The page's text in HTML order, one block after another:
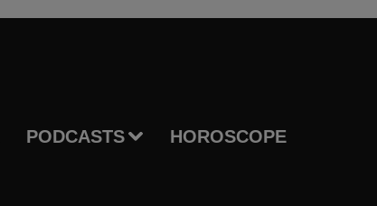
PODCASTS HOROSCOPE